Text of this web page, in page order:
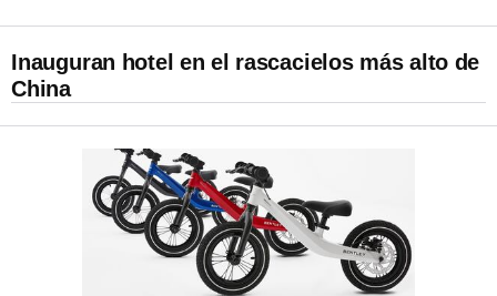
Inauguran hotel en el rascacielos más alto de
China